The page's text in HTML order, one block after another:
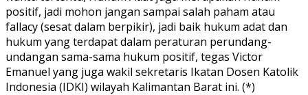
positif, jadi mohon jangan sampai salah paham atau
fallacy (sesat dalam berpikir), jadi baik hukum adat dan
hukum yang terdapat dalam peraturan perundang-
undangan sama-sama hukum positif, tegas Victor
Emanuel yang juga wakil sekretaris Ikatan Dosen Katolik
Indonesia (IDKI) wilayah Kalimantan Barat ini. (*)